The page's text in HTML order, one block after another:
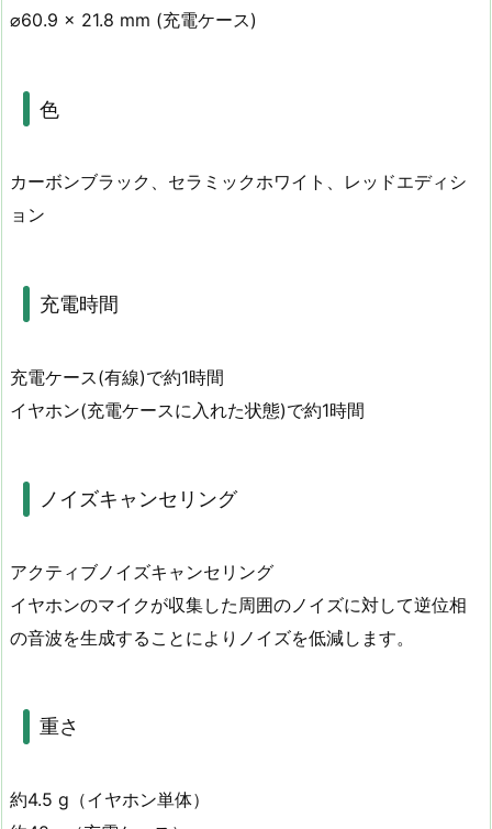
⌀60.9 × 21.8 mm (充電ケース)
色
カーボンブラック、セラミックホワイト、レッドエディシ
ョン
充電時間
充電ケース(有線)で約1時間
イヤホン(充電ケースに入れた状態)で約1時間
ノイズキャンセリング
アクティブノイズキャンセリング
イヤホンのマイクが収集した周囲のノイズに対して逆位相
の音波を生成することによりノイズを低減します。
重さ
約4.5 g（イヤホン単体）